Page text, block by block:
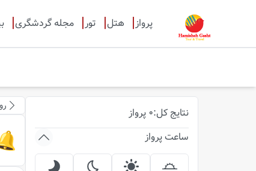
پرواز هتل تور مجله گردشگری
نتایج کل:
0 پرواز
ساعت پرواز